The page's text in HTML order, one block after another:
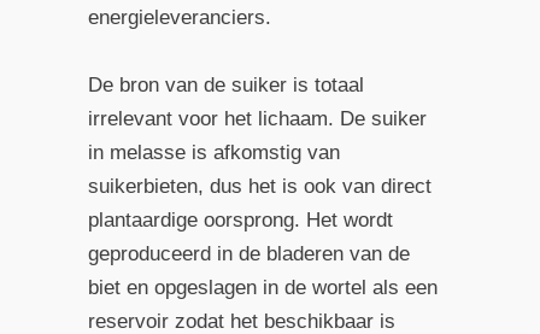
energieleveranciers.
De bron van de suiker is totaal
irrelevant voor het lichaam. De suiker
in melasse is afkomstig van
suikerbieten, dus het is ook van direct
plantaardige oorsprong. Het wordt
geproduceerd in de bladeren van de
biet en opgeslagen in de wortel als een
reservoir zodat het beschikbaar is